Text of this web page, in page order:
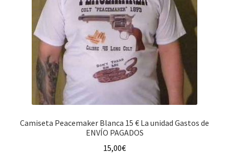
Camiseta Peacemaker Blanca 15 € La unidad Gastos de
ENVÍO PAGADOS
15,00€